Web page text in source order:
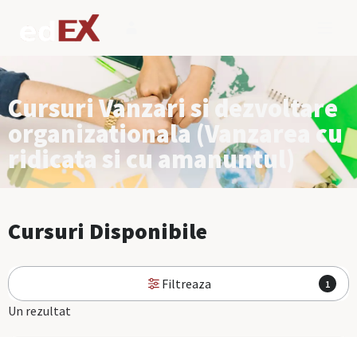
Cursuri Vanzari si dezvoltare
organizationala (Vanzarea cu
ridicata si cu amanuntul)
Cursuri Disponibile
Filtreaza 1
Un rezultat